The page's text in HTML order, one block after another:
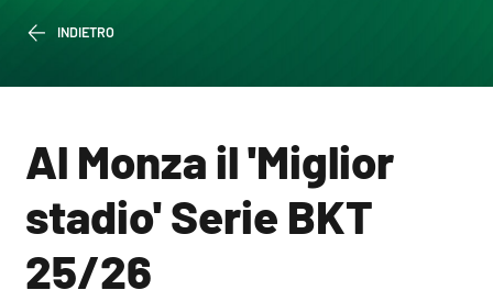
INDIETRO
Al Monza il 'Miglior
stadio' Serie BKT
25/26